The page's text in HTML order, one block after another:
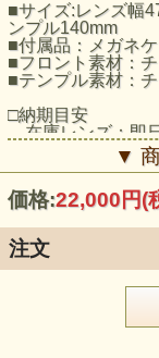
■サイズ:レンズ幅
ンプル140mm
■付属品：メガネ
■フロント素材：
■テンプル素材：
□納期目安
在庫レンズ：即
特注レンズ：7日
□レンズ度数につい
注文後レンズ度数
でご注文後1日経
届かない場合はメ
ださい。
☆こちらの商
【度付レンズ
▼
価格:22,000円(
注文